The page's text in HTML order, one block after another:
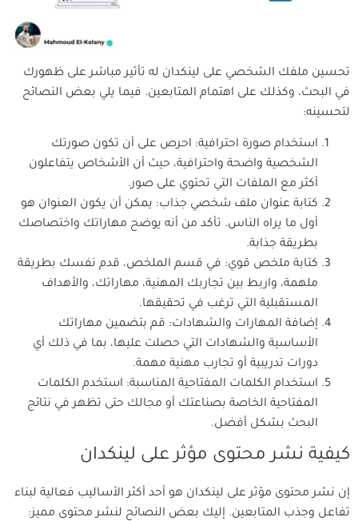
تحسين ملفك الشخصي على لينكدان له تأثير مباشر على ظهورك
في البحث، وكذلك على اهتمام المتابعين. فيما يلي بعض النصائح
لتحسينه:
استخدام صورة احترافية: احرص على أن تكون صورتك
الشخصية واضحة واحترافية، حيث أن الأشخاص يتفاعلون
أكثر مع الملفات التي تحتوي على صور.
كتابة عنوان ملف شخصي جذاب: يمكن أن يكون العنوان هو
أول ما يراه الناس. تأكد من أنه يوضح مهاراتك واختصاصك
بطريقة جذابة.
كتابة ملخص قوي: في قسم الملخص، قدم نفسك بطريقة
ملهمة، واربط بين تجاربك المهنية، مهاراتك، والأهداف
المستقبلية التي ترغب في تحقيقها.
إضافة المهارات والشهادات: قم بتضمين مهاراتك
الأساسية والشهادات التي حصلت عليها، بما في ذلك أي
دورات تدريبية أو تجارب مهنية مهمة.
استخدام الكلمات المفتاحية المناسبة: استخدم الكلمات
المفتاحية الخاصة بصناعتك أو مجالك حتى تظهر في نتائج
البحث بشكل أفضل.
كيفية نشر محتوى مؤثر على لينكدان
إن نشر محتوى مؤثر على لينكدان هو أحد أكثر الأساليب فعالية لبناء
تفاعل وجذب المتابعين. إليك بعض النصائح لنشر محتوى مميز: